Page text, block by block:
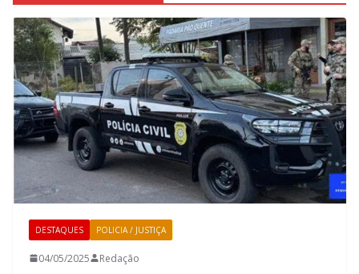
DESTAQUES POLICIA / JUSTIÇA
04/05/2025 Redação